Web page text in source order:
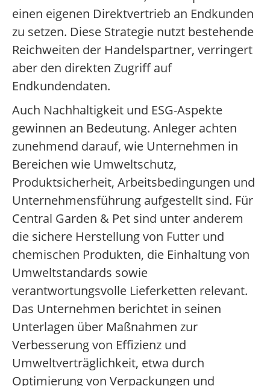
einen eigenen Direktvertrieb an Endkunden
zu setzen. Diese Strategie nutzt bestehende
Reichweiten der Handelspartner, verringert
aber den direkten Zugriff auf
Endkundendaten.
Auch Nachhaltigkeit und ESG-Aspekte
gewinnen an Bedeutung. Anleger achten
zunehmend darauf, wie Unternehmen in
Bereichen wie Umweltschutz,
Produktsicherheit, Arbeitsbedingungen und
Unternehmensführung aufgestellt sind. Für
Central Garden & Pet sind unter anderem
die sichere Herstellung von Futter und
chemischen Produkten, die Einhaltung von
Umweltstandards sowie
verantwortungsvolle Lieferketten relevant.
Das Unternehmen berichtet in seinen
Unterlagen über Maßnahmen zur
Verbesserung von Effizienz und
Umweltverträglichkeit, etwa durch
Optimierung von Verpackungen und